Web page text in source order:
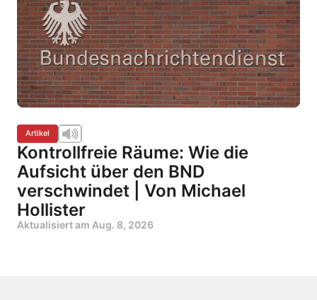
Artikel
Kontrollfreie Räume: Wie die
Aufsicht über den BND
verschwindet | Von Michael
Hollister
Aktualisiert am Aug. 8, 2026